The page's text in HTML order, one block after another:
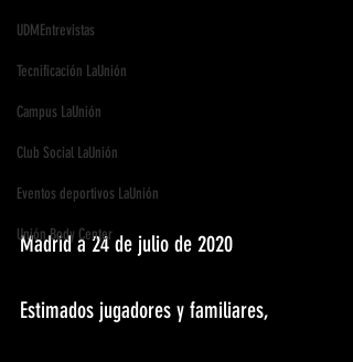
UDMEntrevistas
Tecnificación LaUnión
Campus LaUnión
Club Social LaUnión
Eventos deportivos LaUnión
Unión Body Center
Madrid a 24 de julio de 2020
Estimados jugadores y familiares,